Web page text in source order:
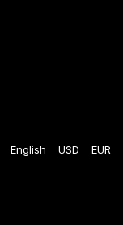
English USD EUR